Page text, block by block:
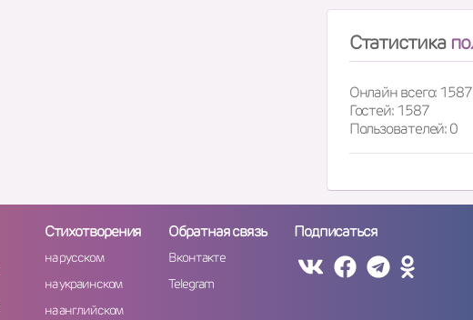
Статистика
Онлайн всего: 1587
Гостей: 1587
Пользователей: 0
Стихотворения
на русском
на украинском
на английском
Обратная связь
Вконтакте
Telegram
Подписаться